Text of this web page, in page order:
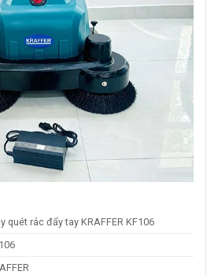
quét rác đẩy tay KRAFFER KF106